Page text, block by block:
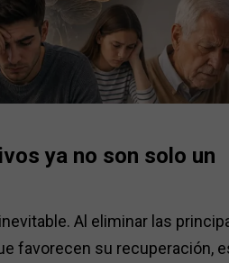
ya no son solo un
Al eliminar las
favorecen su recuperación,